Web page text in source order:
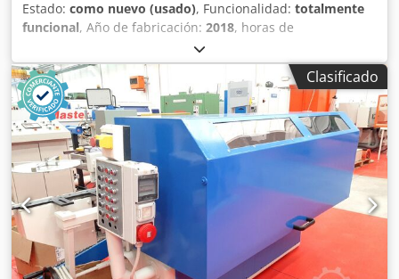
Estado: como nuevo (usado), Funcionalidad: totalmente
funcional, Año de fabricación: 2018, horas de
, número de máquina/vehículo:
/ P1551, Compactador de tornillo y dos unidades de
contenedores cerrados de 16 m3, todos fabricados según
las más altas especificaciones por De Rooij en los Países
Bajos. Todos los equipos se han utilizado dentro de una
unidad de trituración de seguridad desde que eran
nuevos. Se desmanteló en 2023 y solo se han utilizado 74
horas desde que eran nuevos. Este equipo ha sido
utilizado por un banco para triturar dinero en efectivo y
residuos confidenciales, y siempre se ha ubicado dentro
de un edificio seguro. Todo en excelentes condiciones y
perfecto funcionamiento. Cjdpfx Asv Ilpheiksrf
Clasificado